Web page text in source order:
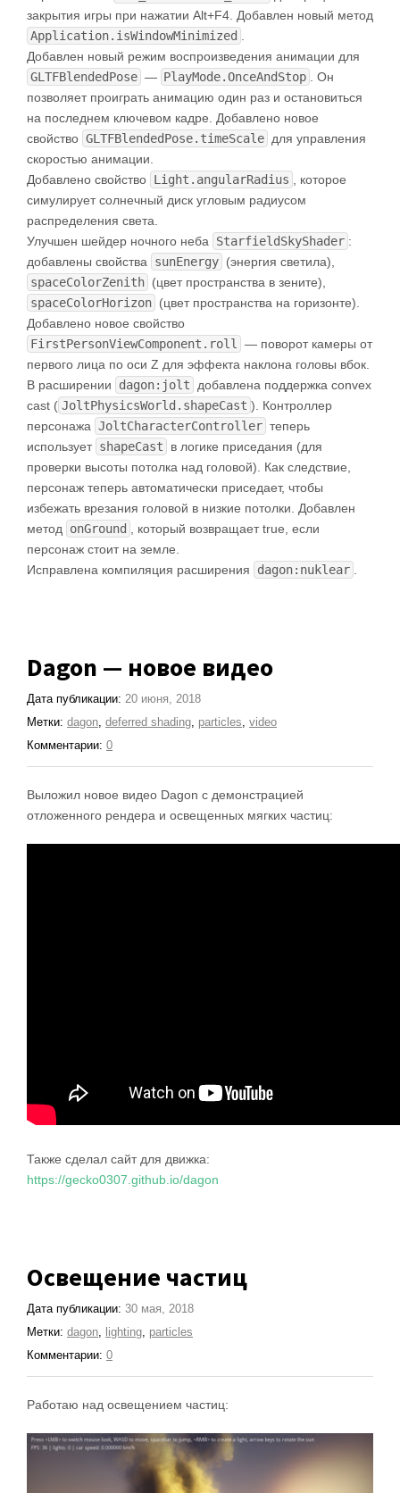
закрытия игры при нажатии Alt+F4. Добавлен новый метод
Application.isWindowMinimized
Добавлен новый режим воспроизведения анимации для
GLTFBlendedPose — PlayMode.OnceAndStop
. Он
позволяет проиграть анимацию один раз и остановиться
на последнем ключевом кадре. Добавлено новое
свойство GLTFBlendedPose.timeScale для управления
скоростью анимации.
Добавлено свойство Light.angularRadius
, которое
симулирует солнечный диск угловым радиусом
распределения света.
Улучшен шейдер ночного неба
StarfieldSkyShader :
добавлены свойства
sunEnergy (энергия светила),
spaceColorZenith (цвет пространства в зените),
spaceColorHorizon (цвет пространства на горизонте).
Добавлено новое свойство
FirstPersonViewComponent.roll
— поворот камеры от
первого лица по оси Z для эффекта наклона головы вбок.
В расширении
dagon:jolt
добавлена поддержка convex
cast ( JoltPhysicsWorld.shapeCast ). Контроллер
персонажа JoltCharacterController теперь
использует shapeCast
в логике приседания (для
проверки высоты потолка над головой). Как следствие,
персонаж теперь автоматически приседает, чтобы
избежать врезания головой в низкие потолки. Добавлен
метод
onGround
, который возвращает true, если
персонаж стоит на земле.
Исправлена компиляция расширения
dagon:nuklear
Dagon — новое видео
Дата публикации: 20 июня, 2018
Метки: dagon, deferred shading, particles, video
Комментарии: 0
Выложил новое видео Dagon с демонстрацией
отложенного рендера и освещенных мягких частиц:
Также сделал сайт для движка:
https://gecko0307.github.io/dagon
Освещение частиц
Дата публикации: 30 мая, 2018
Метки: dagon, lighting, particles
Комментарии: 0
Работаю над освещением частиц: